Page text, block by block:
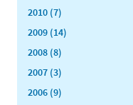
2010 (7)
2009 (14)
2008 (8)
2007 (3)
2006 (9)